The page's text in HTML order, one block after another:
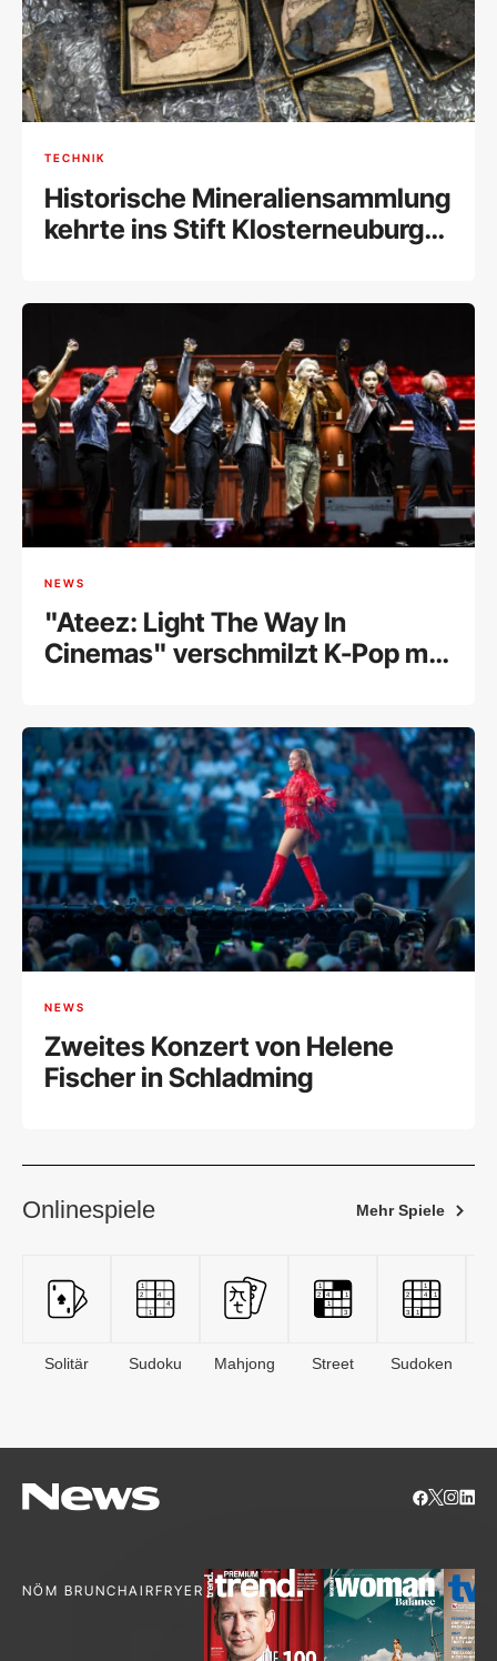
TECHNIK
Historische Mineraliensammlung
kehrte ins Stift Klosterneuburg
NEWS
"Ateez: Light The Way In
Cinemas" verschmilzt K-Pop mit
NEWS
Zweites Konzert von Helene
Fischer in Schladming
Onlinespiele Mehr Spiele
Solitär Sudoku Mahjong Street Sudoken
NÖM BRUNCHAIRFRYER